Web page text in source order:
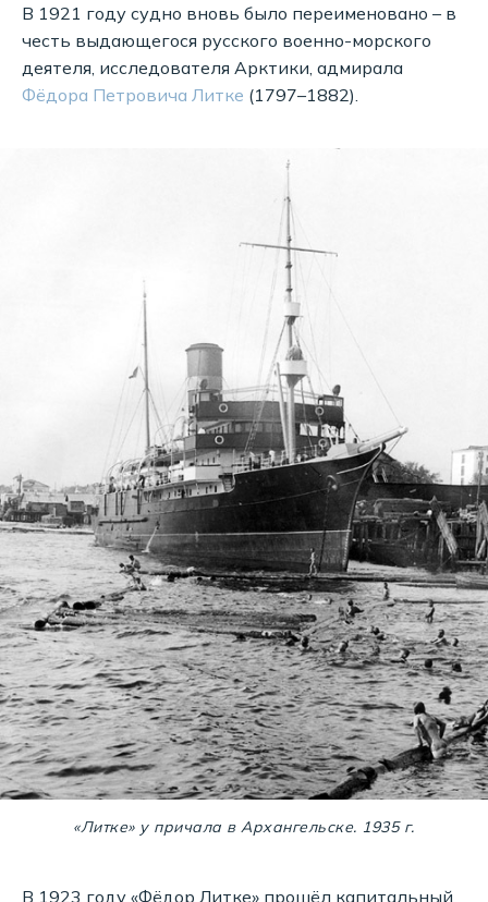
В 1921 году судно вновь было переименовано – в
честь выдающегося русского военно-морского
деятеля, исследователя Арктики, адмирала
Фёдора Петровича Литке (1797–1882).
«Литке» у причала в Архангельске. 1935 г.
В 1923 году «Фёдор Литке» прошёл капитальный